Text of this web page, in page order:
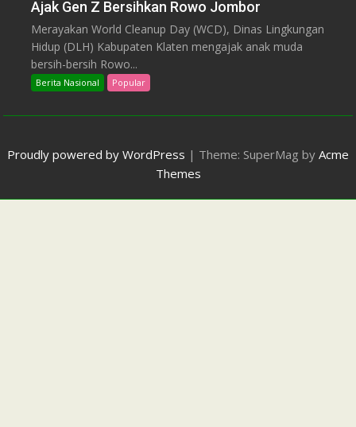
Ajak Gen Z Bersihkan Rowo Jombor
Merayakan World Cleanup Day (WCD), Dinas Lingkungan
Hidup (DLH) Kabupaten Klaten mengajak anak muda
bersih-bersih Rowo...
Berita Nasional Popular
Proudly powered by WordPress | Theme: SuperMag by Acme
Themes